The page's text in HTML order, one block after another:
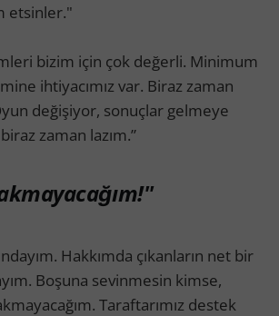
etsinler."
bizim için çok değerli. Minimum
ihtiyacımız var. Biraz zaman
değişiyor, sonuçlar gelmeye
zaman lazım.”
Hakkımda çıkanların net bir
Boşuna sevinmesin kimse,
Taraftarımız destek